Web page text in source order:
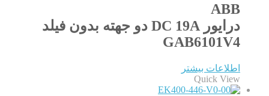
ABB
درایور DC 19A دو جهته بدون فیلد
GAB6101V4
اطلاعات بیشتر
Quick View